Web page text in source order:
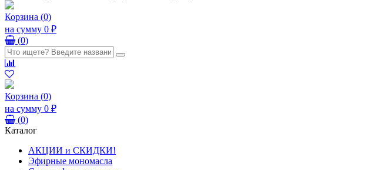
Корзина (0)
на сумму 0 ₽
(0)
Корзина (0)
на сумму 0 ₽
(0)
Каталог
АКЦИИ и СКИДКИ!
Эфирные мономасла